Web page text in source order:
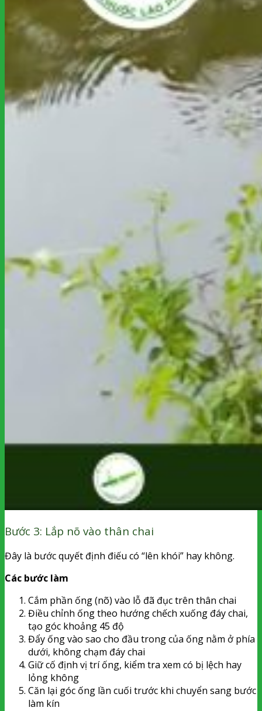
Bước 3: Lắp nõ vào thân chai
Đây là bước quyết định điếu có “lên khói” hay không.
Các bước làm
Cắm phần ống (nõ) vào lỗ đã đục trên thân chai
Điều chỉnh ống theo hướng chếch xuống đáy chai,
tạo góc khoảng 45 độ
Đẩy ống vào sao cho đầu trong của ống nằm ở phía
dưới, không chạm đáy chai
Giữ cố định vị trí ống, kiểm tra xem có bị lệch hay
lỏng không
Căn lại góc ống lần cuối trước khi chuyển sang bước
làm kín